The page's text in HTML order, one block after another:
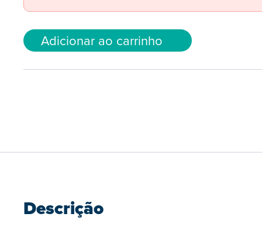
Adicionar ao carrinho
Descrição